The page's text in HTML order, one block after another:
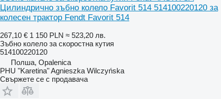
Цилиндрично зъбно колело Favorit 514 514100220120 за
колесен трактор Fendt Favorit 514
267,10 € 1 150 PLN ≈ 523,20 лв.
Зъбно колело за скоростна кутия
514100220120
Полша, Opalenica
PHU "Karetina" Agnieszka Wilczyńska
Свържете се с продавача